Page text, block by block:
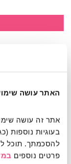
האתר עושה
פרטים נוספים